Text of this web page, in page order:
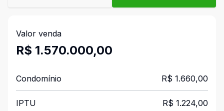
Valor venda
R$ 1.570.000,00
Condomínio R$ 1.660,00
IPTU R$ 1.224,00